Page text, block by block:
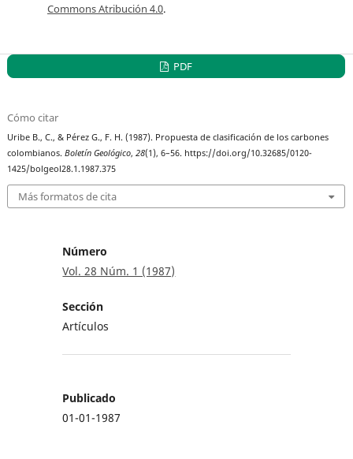
Commons Atribución 4.0.
PDF
Cómo citar
Uribe B., C., & Pérez G., F. H. (1987). Propuesta de clasificación de los carbones
colombianos.Boletín Geológico,28(1), 6–56. https://doi.org/10.32685/0120-
1425/bolgeol28.1.1987.375
Más formatos de cita
Número
Vol. 28 Núm. 1 (1987)
Sección
Artículos
Publicado
01-01-1987